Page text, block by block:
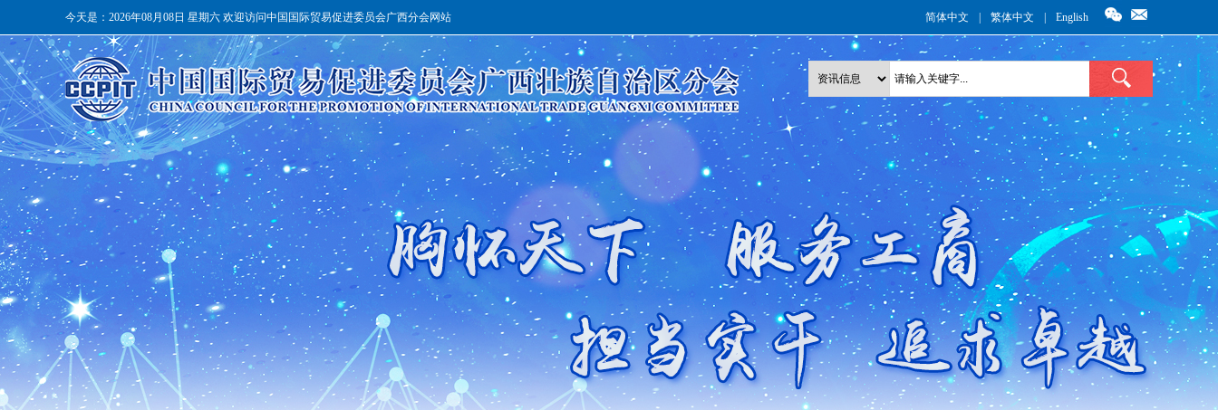
简体中文 繁体中文 English
今天是： 2026年08月08日 星期六 欢迎访问中国国际贸易促进委员会广西分会网站